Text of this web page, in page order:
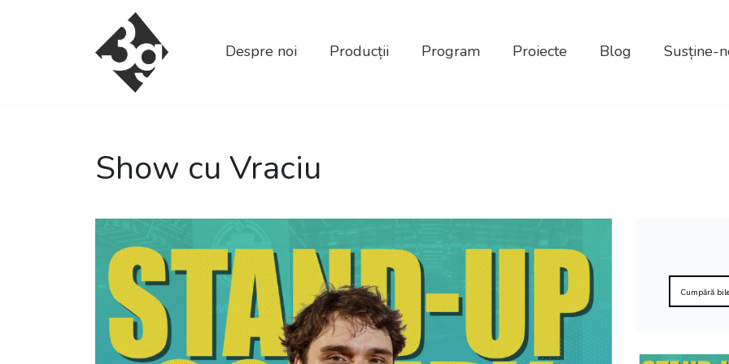
Despre noi Producții Program Proiecte Blog Susține-
Show cu Vraciu
Cumpără